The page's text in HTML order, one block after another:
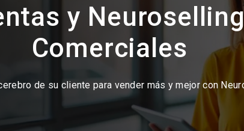
y
Comerciales
de su cliente para vender más y mejor con